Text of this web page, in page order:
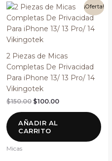
¡Oferta!
2 Piezas de Micas
Completas De Privacidad
Para iPhone 13/ 13 Pro/ 14
Vikingotek
$150.00
El
original
era:
$150.00.
$100.00
El
actual
es:
AÑADIR AL
CARRITO
Micas